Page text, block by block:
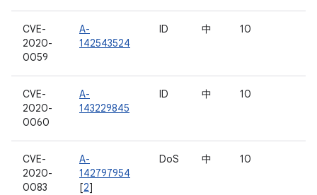
CVE-
2020-
0059
A-
142543524
ID 中 10
CVE-
2020-
0060
A-
143229845
ID 中 10
CVE-
2020-
0083
A-
142797954
[2]
DoS 中 10